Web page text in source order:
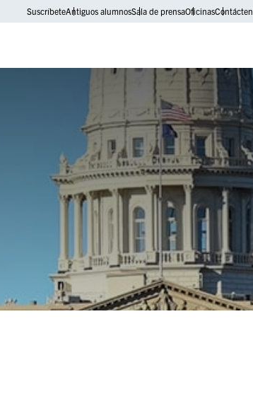
SuscríbeteAntiguos alumnosSala de prensaOficinas